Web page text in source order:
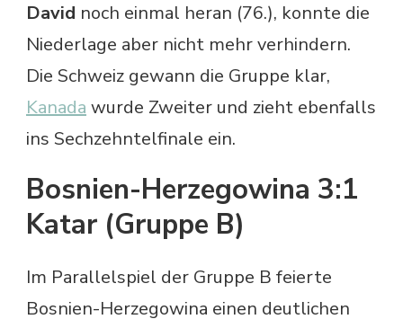
David noch einmal heran (76.), konnte die
Niederlage aber nicht mehr verhindern.
Die Schweiz gewann die Gruppe klar,
Kanada wurde Zweiter und zieht ebenfalls
ins Sechzehntelfinale ein.
Bosnien-Herzegowina 3:1
Katar (Gruppe B)
Im Parallelspiel der Gruppe B feierte
Bosnien-Herzegowina einen deutlichen